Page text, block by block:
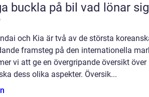
på bil vad lönar sig och hur går det
och Kia är två av de största
framsteg på den internationella
vi att ge en övergripande översikt
dess olika aspekter. Översik...